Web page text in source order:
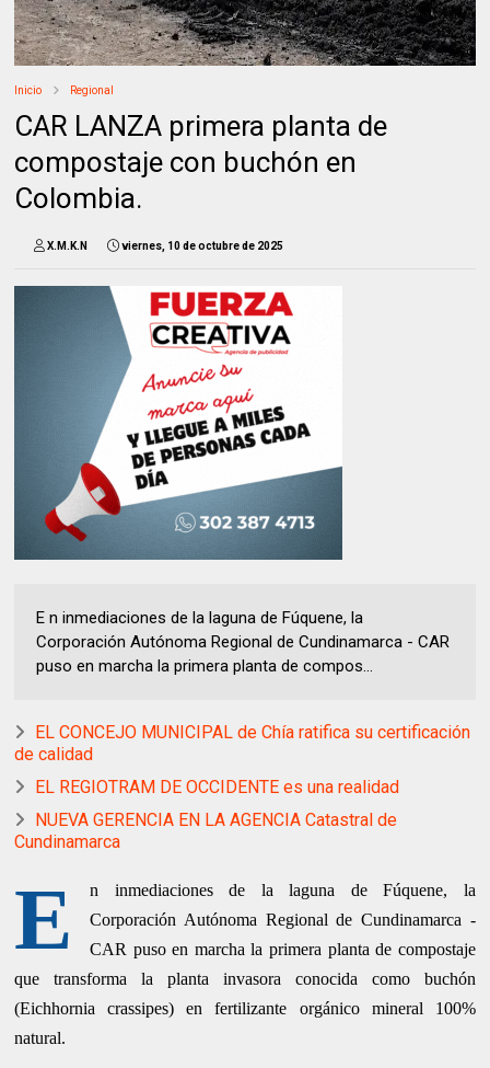
Inicio Regional
CAR LANZA primera planta de
compostaje con buchón en
Colombia.
X.M.K.N viernes, 10 de octubre de 2025
E n inmediaciones de la laguna de Fúquene, la
Corporación Autónoma Regional de Cundinamarca - CAR
puso en marcha la primera planta de compos...
EL CONCEJO MUNICIPAL de Chía ratifica su certificación
de calidad
EL REGIOTRAM DE OCCIDENTE es una realidad
NUEVA GERENCIA EN LA AGENCIA Catastral de
Cundinamarca
E
n inmediaciones de la laguna de Fúquene, la
Corporación Autónoma Regional de Cundinamarca -
CAR puso en marcha la primera planta de compostaje
que transforma la planta invasora conocida como buchón
(Eichhornia crassipes) en fertilizante orgánico mineral 100%
natural.